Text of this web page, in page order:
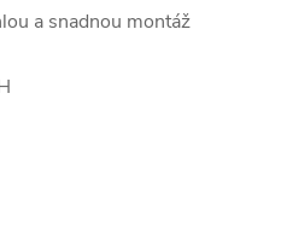
a snadnou montáž